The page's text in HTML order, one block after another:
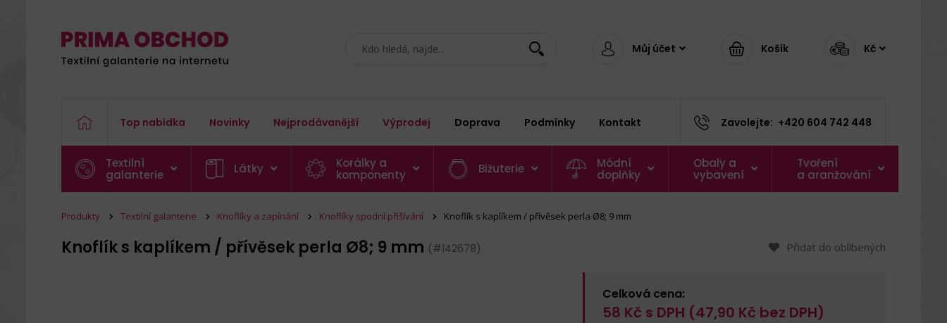
Můj účet Košík Kč
Top nabídka Novinky Nejprodávanější Výprodej Doprava Podmínky Kontakt Zavolejte: +420 604 742 448
Textilní
galanterie
Látky
Korálky a
komponenty
Bižuterie
Módní
doplňky
Obaly a
vybavení
Tvoření
a aranžování
Produkty Textilní galanterie Knoflíky a zapínání Knoflíky spodní přišívání Knoflík s kaplíkem / přívěsek perla Ø8; 9 mm
Knoflík s kaplíkem / přívěsek perla Ø8; 9 mm (#142678) Přidat do oblíbených
Celková cena:
58 Kč s DPH (47,90 Kč bez DPH)